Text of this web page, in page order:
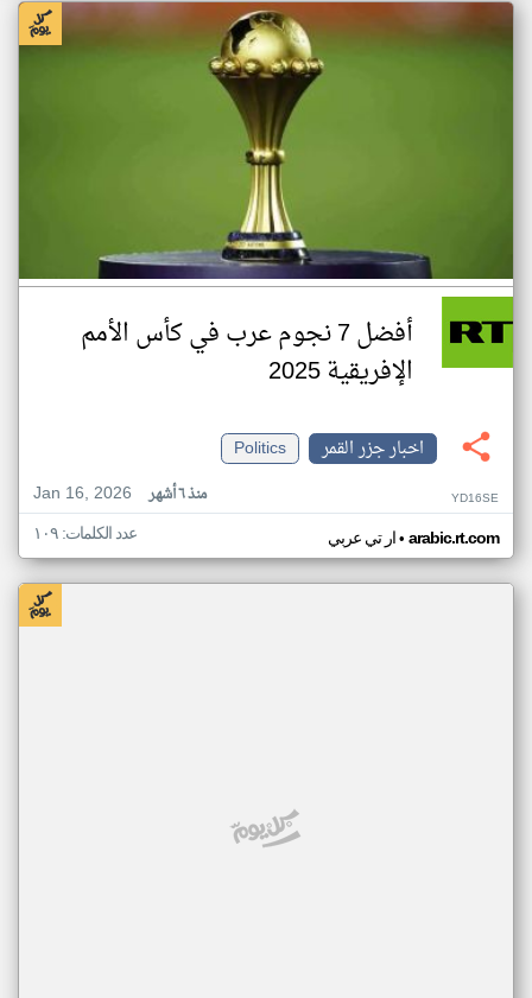
أفضل 7 نجوم عرب في كأس الأمم
الإفريقية 2025
اخبار جزر القمر
Politics
Jan 16, 2026
منذ ٦ أشهر YD16SE
ار تي عربي• arabic.rt.com عدد الكلمات: ١٠٩